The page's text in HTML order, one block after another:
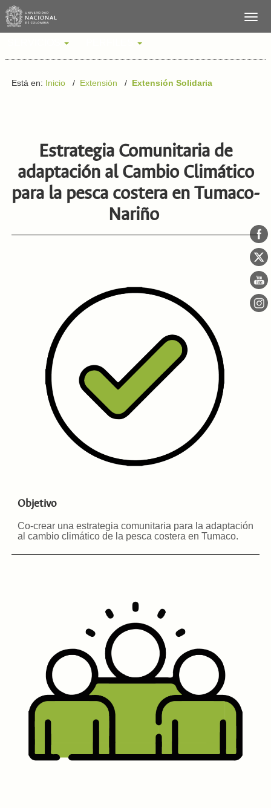
Está en: Inicio/ Extensión / Extensión Solidaria
Estrategia Comunitaria de
adaptación al Cambio Climático
para la pesca costera en Tumaco-
Nariño
Objetivo
Co-crear una estrategia comunitaria para la adaptación
al cambio climático de la pesca costera en Tumaco.